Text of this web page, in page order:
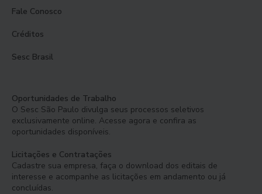
Fale Conosco
Créditos
Sesc Brasil
Oportunidades de Trabalho
O Sesc São Paulo divulga seus processos seletivos
exclusivamente online. Acesse agora e confira as
oportunidades disponíveis.
Licitações e Contratações
Cadastre sua empresa, faça o download dos editais de
interesse e acompanhe as licitações em andamento ou já
concluídas.